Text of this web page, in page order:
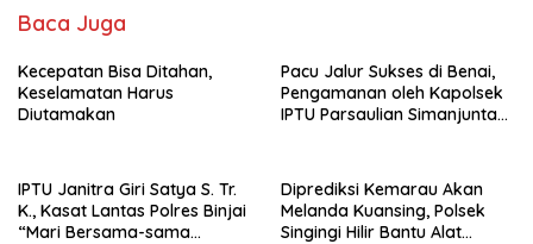
Baca Juga
Kecepatan Bisa Ditahan,
Keselamatan Harus
Diutamakan
Pacu Jalur Sukses di Benai,
Pengamanan oleh Kapolsek
IPTU Parsaulian Simanjuntak,
IPTU Janitra Giri Satya S. Tr.
K., Kasat Lantas Polres Binjai
“Mari Bersama-sama
Diprediksi Kemarau Akan
Melanda Kuansing, Polsek
Singingi Hilir Bantu Alat